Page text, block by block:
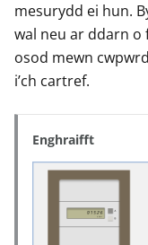
mesurydd ei hun.
wal neu ar ddarn o
osod mewn
i’ch cartref.
Enghraifft